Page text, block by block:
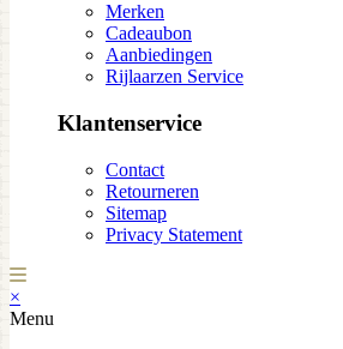
Merken
Cadeaubon
Aanbiedingen
Rijlaarzen Service
Klantenservice
Contact
Retourneren
Sitemap
Privacy Statement
×
Menu